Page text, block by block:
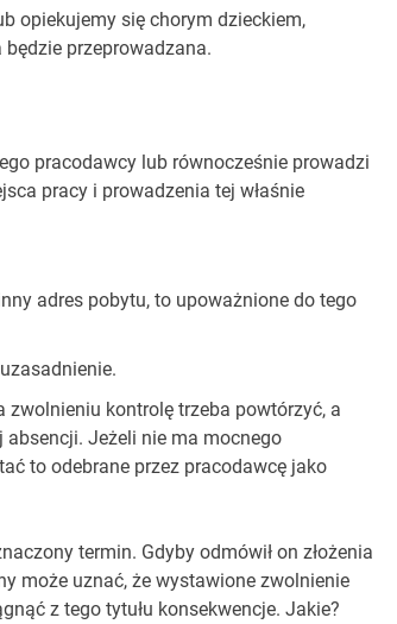
opiekujemy się chorym dzieckiem,
przeprowadzana.
pracodawcy lub równocześnie prowadzi
pracy i prowadzenia tej właśnie
adres pobytu, to upoważnione do tego
kontrolę trzeba powtórzyć, a
Jeżeli nie ma mocnego
to odebrane przez pracodawcę jako
termin. Gdyby odmówił on złożenia
może uznać, że wystawione zwolnienie
z tego tytułu konsekwencje. Jakie?